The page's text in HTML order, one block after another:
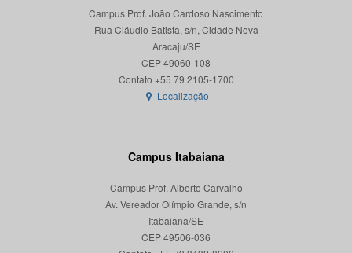
Campus Prof. João Cardoso Nascimento
Rua Cláudio Batista, s/n, Cidade Nova
Aracaju/SE
CEP 49060-108
Localização
Campus Itabaiana
Campus Prof. Alberto Carvalho
Av. Vereador Olímpio Grande, s/n
Itabaiana/SE
CEP 49506-036